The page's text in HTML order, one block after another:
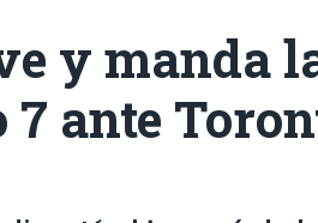
y manda
ante